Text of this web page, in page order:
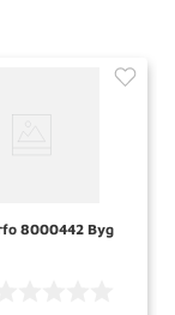
8000442 Byg